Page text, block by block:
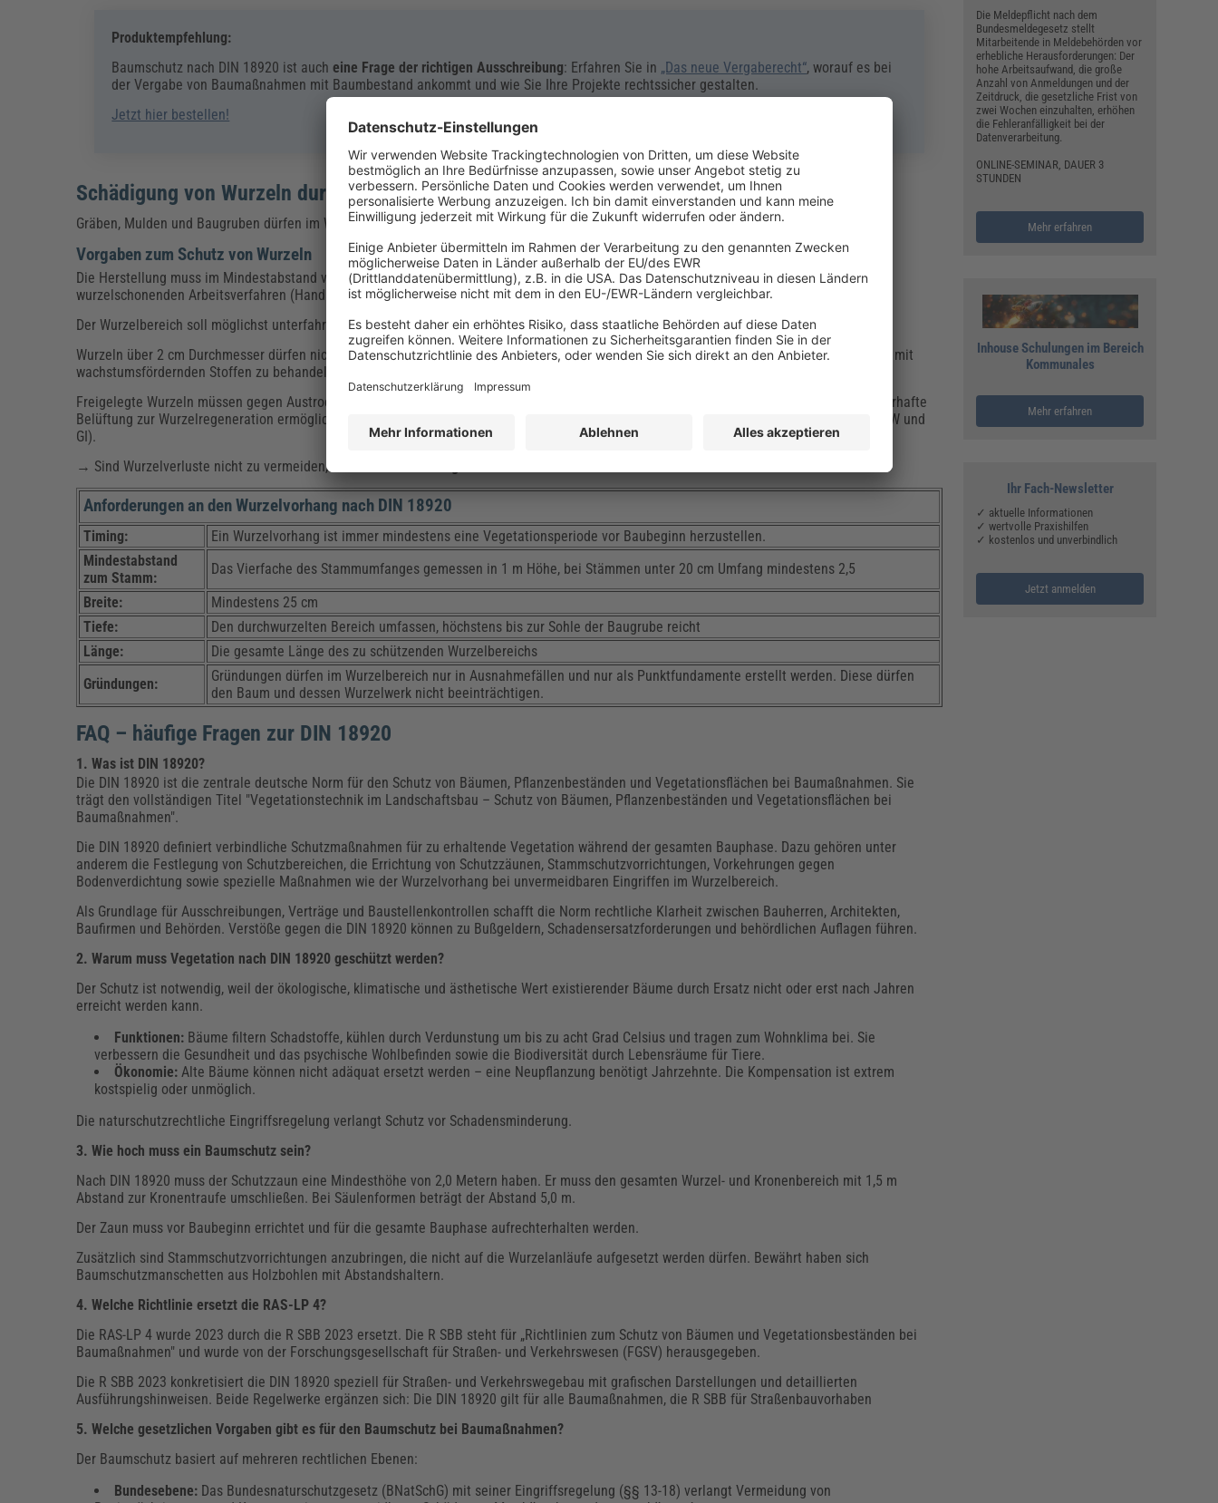
Produktempfehlung:
Baumschutz nach DIN 18920 ist aucheine Frage der richtigen Ausschreibung: Erfahren Sie in „Das neue Vergaberecht“, worauf es bei
der Vergabe von Baumaßnahmen mit Baumbestand ankommt und wie Sie Ihre Projekte rechtssicher gestalten.
Jetzt hier bestellen!
Schädigung von Wurzeln durch Grab- oder Fundamentierungsarbeiten nach DIN 18920
Gräben, Mulden und Baugruben dürfen im Wurzelbereich nur in begründeten Ausnahmefällen ausgeführt werden.
Vorgaben zum Schutz von Wurzeln
Die Herstellung muss im Mindestabstand vom 4-Fachen des Stammumfangs (bei Stämmen unter 20 cm Umfang von mindestens 2,50 m) in
wurzelschonenden Arbeitsverfahren (Handarbeit, Absaugen) erfolgen.
Der Wurzelbereich soll möglichst unterfahren werden. Wurzelverletzungen sind zu vermeiden bzw. fachgerecht zu versorgen.
Wurzeln über 2 cm Durchmesser dürfen nicht durchtrennt werden. Kleinere sind schneidend mit glatten Schnittflächen zu durchtrennen und mit
wachstumsfördernden Stoffen zu behandeln. Bei größeren Wurzelverlusten ist ggf. ein ausgleichender Kronenschnitt erforderlich.
Freigelegte Wurzeln müssen gegen Austrocknen und Frost geschützt werden. Das Wiederverfüllen muss mit Stoffen erfolgen, die eine dauerhafte
Belüftung zur Wurzelregeneration ermöglichen. Gemäß DIN 18196 „Erd- und Grundbau“ sind dies weit und intermittierend gestufte Kiese (GW und
GI).
→ Sind Wurzelverluste nicht zu vermeiden, ist ein
Anforderungen an den Wurzelvorhang nach DIN 18920
Timing:
Ein Wurzelvorhang ist immer mindestens eine Vegetationsperiode vor Baubeginn herzustellen.
Mindestabstand
zum Stamm:
Das Vierfache des Stammumfanges gemessen in 1 m Höhe, bei Stämmen unter 20 cm Umfang mindestens 2,5
Breite:
Mindestens 25 cm
Tiefe:
Den durchwurzelten Bereich umfassen, höchstens bis zur Sohle der Baugrube reicht
Länge:
Die gesamte Länge des zu schützenden Wurzelbereichs
Gründungen:
Gründungen dürfen im Wurzelbereich nur in Ausnahmefällen und nur als Punktfundamente erstellt werden. Diese dürfen
den Baum und dessen Wurzelwerk nicht beeinträchtigen.
FAQ – häufige Fragen zur DIN 18920
1. Was ist DIN 18920?
Die DIN 18920 ist die zentrale deutsche Norm für den Schutz von Bäumen, Pflanzenbeständen und Vegetationsflächen bei Baumaßnahmen. Sie
trägt den vollständigen Titel "Vegetationstechnik im Landschaftsbau – Schutz von Bäumen, Pflanzenbeständen und Vegetationsflächen bei
Baumaßnahmen".
Die DIN 18920 definiert verbindliche Schutzmaßnahmen für zu erhaltende Vegetation während der gesamten Bauphase. Dazu gehören unter
anderem die Festlegung von Schutzbereichen, die Errichtung von Schutzzäunen, Stammschutzvorrichtungen, Vorkehrungen gegen
Bodenverdichtung sowie spezielle Maßnahmen wie der Wurzelvorhang bei unvermeidbaren Eingriffen im Wurzelbereich.
Als Grundlage für Ausschreibungen, Verträge und Baustellenkontrollen schafft die Norm rechtliche Klarheit zwischen Bauherren, Architekten,
Baufirmen und Behörden. Verstöße gegen die DIN 18920 können zu Bußgeldern, Schadensersatzforderungen und behördlichen Auflagen führen.
2. Warum muss Vegetation nach DIN 18920 geschützt werden?
Der Schutz ist notwendig, weil der ökologische, klimatische und ästhetische Wert existierender Bäume durch Ersatz nicht oder erst nach Jahren
erreicht werden kann.
Funktionen: Bäume filtern Schadstoffe, kühlen durch Verdunstung um bis zu acht Grad Celsius und tragen zum Wohnklima bei. Sie
verbessern die Gesundheit und das psychische Wohlbefinden sowie die Biodiversität durch Lebensräume für Tiere.
Ökonomie:Alte Bäume können nicht adäquat ersetzt werden – eine Neupflanzung benötigt Jahrzehnte. Die Kompensation ist extrem
kostspielig oder unmöglich.
Die naturschutzrechtliche Eingriffsregelung verlangt Schutz vor Schadensminderung.
3. Wie hoch muss ein Baumschutz sein?
Nach DIN 18920 muss der Schutzzaun eine Mindesthöhe von 2,0 Metern haben. Er muss den gesamten Wurzel- und Kronenbereich mit 1,5 m
Abstand zur Kronentraufe umschließen. Bei Säulenformen beträgt der Abstand 5,0 m.
Der Zaun muss vor Baubeginn errichtet und für die gesamte Bauphase aufrechterhalten werden.
Zusätzlich sind Stammschutzvorrichtungen anzubringen, die nicht auf die Wurzelanläufe aufgesetzt werden dürfen. Bewährt haben sich
Baumschutzmanschetten aus Holzbohlen mit Abstandshaltern.
4. Welche Richtlinie ersetzt die RAS-LP 4?
Die RAS-LP 4 wurde 2023 durch die R SBB 2023 ersetzt. Die R SBB steht für „Richtlinien zum Schutz von Bäumen und Vegetationsbeständen bei
Baumaßnahmen" und wurde von der Forschungsgesellschaft für Straßen- und Verkehrswesen (FGSV) herausgegeben.
Die R SBB 2023 konkretisiert die DIN 18920 speziell für Straßen- und Verkehrswegebau mit grafischen Darstellungen und detaillierten
Ausführungshinweisen. Beide Regelwerke ergänzen sich: Die DIN 18920 gilt für alle Baumaßnahmen, die R SBB für Straßenbauvorhaben
5. Welche gesetzlichen Vorgaben gibt es für den Baumschutz bei Baumaßnahmen?
Der Baumschutz basiert auf mehreren rechtlichen Ebenen:
Bundesebene: Das Bundesnaturschutzgesetz (BNatSchG) mit seiner Eingriffsregelung (§§ 13-18) verlangt Vermeidung von
Die Meldepflicht nach dem
Bundesmeldegesetz stellt
Mitarbeitende in Meldebehörden vor
erhebliche Herausforderungen: Der
hohe Arbeitsaufwand, die große
Anzahl von Anmeldungen und der
Zeitdruck, die gesetzliche Frist von
zwei Wochen einzuhalten, erhöhen
die Fehleranfälligkeit bei der
Datenverarbeitung.
ONLINE-SEMINAR, DAUER 3
STUNDEN
Mehr erfahren
Inhouse Schulungen im Bereich
Kommunales
Mehr erfahren
Ihr Fach-Newsletter
✓ aktuelle Informationen
✓ wertvolle Praxishilfen
✓ kostenlos und unverbindlich
Jetzt anmelden